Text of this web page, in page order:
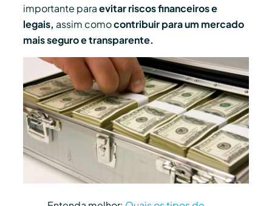
importante paraevitar riscos financeiros e
legais, assim comocontribuir para um mercado
mais seguro e transparente.